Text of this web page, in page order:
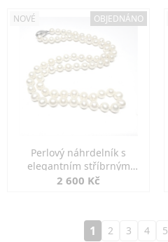
NOVÉ OBJEDNÁNO
Perlový náhrdelník s
elegantním stříbrným
zapínáním
2 600 Kč
1 2 3 4 5